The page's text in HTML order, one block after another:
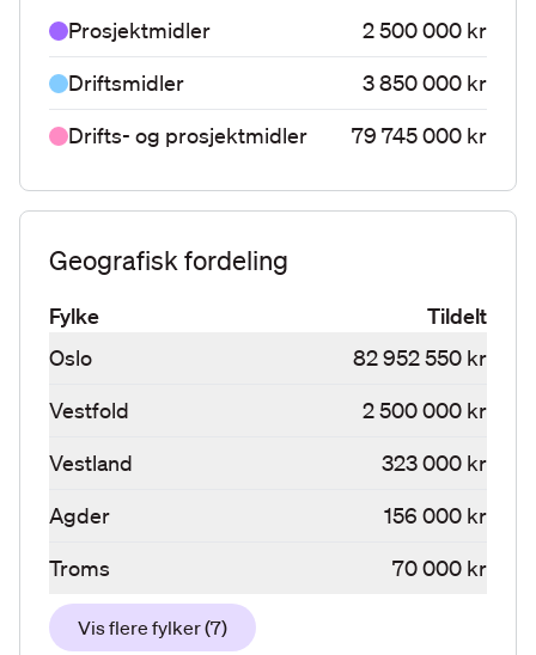
Prosjektmidler
2 500 000 kr
Driftsmidler
3 850 000 kr
Drifts- og prosjektmidler
79 745 000 kr
Geografisk fordeling
Fylke
Tildelt
Oslo
82 952 550 kr
Vestfold
2 500 000 kr
Vestland
323 000 kr
Agder
156 000 kr
Troms
70 000 kr
Vis flere fylker(7)